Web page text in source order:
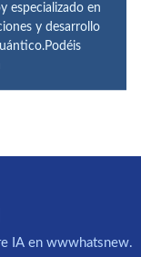
especializado en
y desarrollo
IA en wwwhatsnew.